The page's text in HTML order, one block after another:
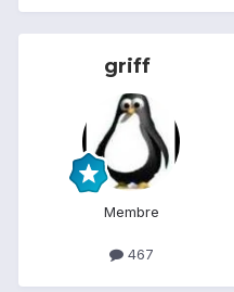
griff
Membre
467